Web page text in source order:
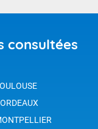
consultées